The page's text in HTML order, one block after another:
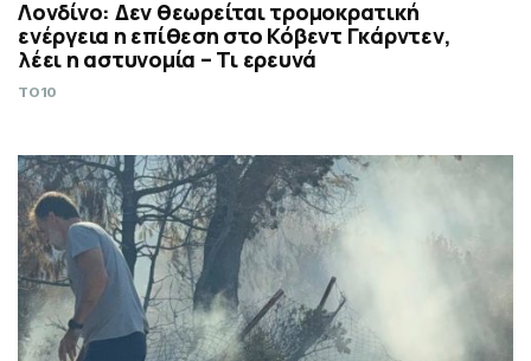
Λονδίνο: Δεν θεωρείται τρομοκρατική
ενέργεια η επίθεση στο Κόβεντ Γκάρντεν,
λέει η αστυνομία – Τι ερευνά
TO10